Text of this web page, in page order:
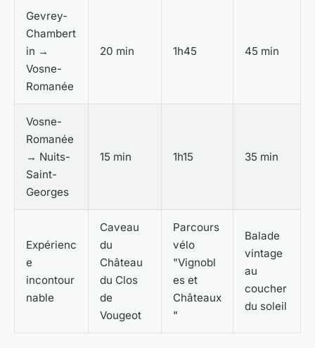
Gevrey-
Chambert
in →
Vosne-
Romanée
20 min 1h45 45 min
Vosne-
Romanée
→ Nuits-
Saint-
Georges
15 min 1h15 35 min
Expérienc
e
incontour
nable
Caveau
du
Château
du Clos
de
Vougeot
Parcours
vélo
"Vignobl
es et
Châteaux
"
Balade
vintage
au
coucher
du soleil